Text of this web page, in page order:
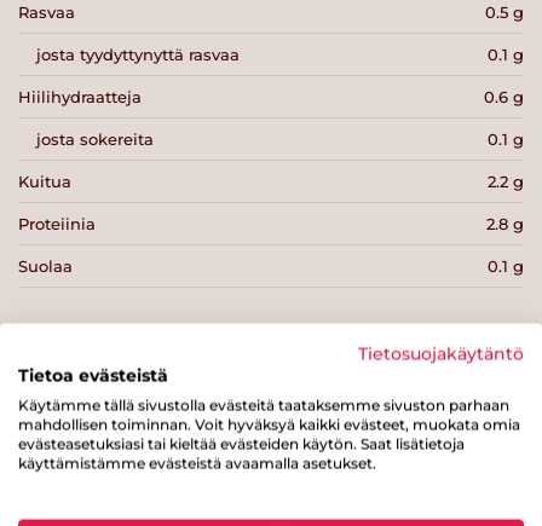
Rasvaa 0.5 g
josta tyydyttynyttä rasvaa 0.1 g
Hiilihydraatteja 0.6 g
josta sokereita 0.1 g
Kuitua 2.2 g
Proteiinia 2.8 g
Suolaa 0.1 g
Tulosta sivu Jaa tuote
Tietosuojakäytäntö
Tietoa evästeistä
Käytämme tällä sivustolla evästeitä taataksemme sivuston parhaan
mahdollisen toiminnan. Voit hyväksyä kaikki evästeet, muokata omia
evästeasetuksiasi tai kieltää evästeiden käytön. Saat lisätietoja
käyttämistämme evästeistä avaamalla asetukset.